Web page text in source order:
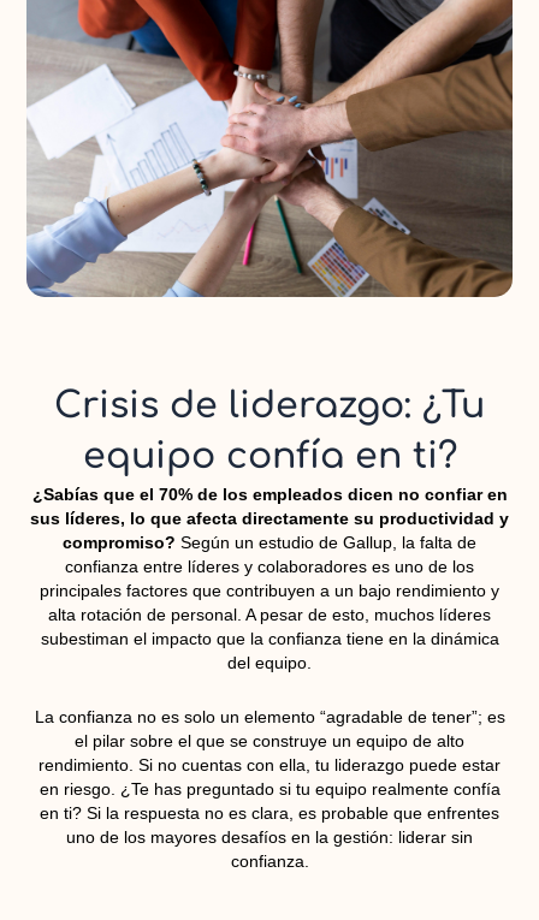
Crisis de liderazgo: ¿Tu
equipo confía en ti?
¿Sabías que el 70% de los empleados dicen no confiar en
sus líderes, lo que afecta directamente su productividad y
compromiso? Según un estudio de Gallup, la falta de
confianza entre líderes y colaboradores es uno de los
principales factores que contribuyen a un bajo rendimiento y
alta rotación de personal. A pesar de esto, muchos líderes
subestiman el impacto que la confianza tiene en la dinámica
del equipo.
La confianza no es solo un elemento “agradable de tener”; es
el pilar sobre el que se construye un equipo de alto
rendimiento. Si no cuentas con ella, tu liderazgo puede estar
en riesgo. ¿Te has preguntado si tu equipo realmente confía
en ti? Si la respuesta no es clara, es probable que enfrentes
uno de los mayores desafíos en la gestión: liderar sin
confianza.